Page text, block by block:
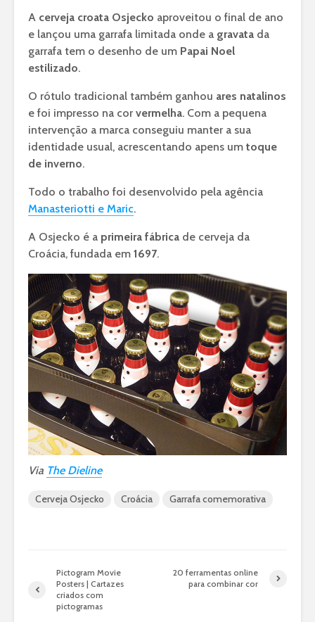
A cerveja croata Osjecko aproveitou o final de ano
e lançou uma garrafa limitada onde a gravata da
garrafa tem o desenho de um Papai Noel
estilizado.
O rótulo tradicional também ganhou ares natalinos
e foi impresso na cor vermelha. Com a pequena
intervenção a marca conseguiu manter a sua
identidade usual, acrescentando apens um toque
de inverno.
Todo o trabalho foi desenvolvido pela agência
Manasteriotti e Maric.
A Osjecko é a primeira fábrica de cerveja da
Croácia, fundada em 1697.
Via The Dieline
Cerveja Osjecko Croácia Garrafa comemorativa
Pictogram Movie
Posters | Cartazes
criados com
pictogramas
20 ferramentas online
para combinar cor